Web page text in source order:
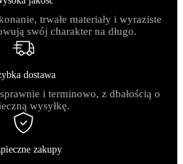
trwałe materiały i wyraziste
swój charakter na długo.
dostawa
i terminowo, z dbałością o
wysyłkę.
zakupy